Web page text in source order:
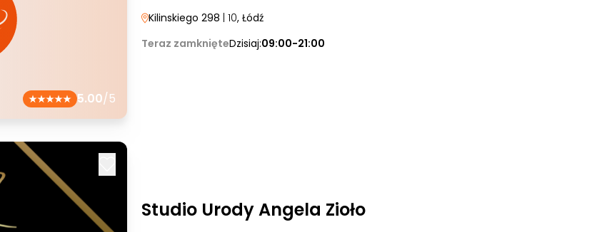
5.00/5
Kilinskiego 298 | 10, Łódź
Teraz zamknięteDzisiaj:09:00-21:00
Studio Urody Angela Zioło